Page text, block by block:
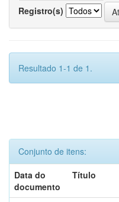
Registro(s)
Resultado 1-1 de 1.
Conjunto de itens:
Data do
documento
Título